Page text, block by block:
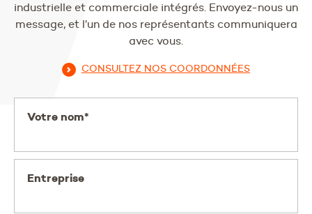
industrielle et commerciale intégrés. Envoyez-nous un
message, et l’un de nos représentants communiquera
avec vous.
CONSULTEZ NOS COORDONNÉES
Votre nom*
Entreprise